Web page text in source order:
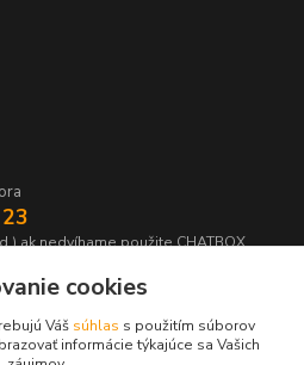
ak nedvíhame použite CHATBOX
cookies
Váš súhlas s použitím súborov
informácie týkajúce sa Vašich